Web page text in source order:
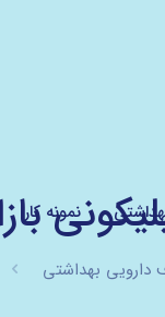
نمونه کار
بهداشتی